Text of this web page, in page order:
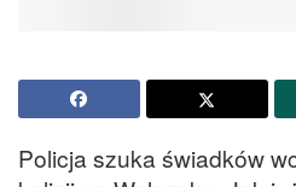
Policja szuka świadków